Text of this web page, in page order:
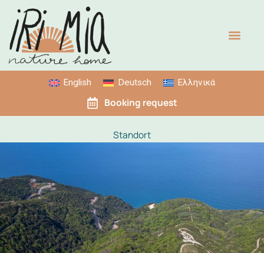
Inhalt
springen
English Deutsch Ελληνικά
Booking request
Standort